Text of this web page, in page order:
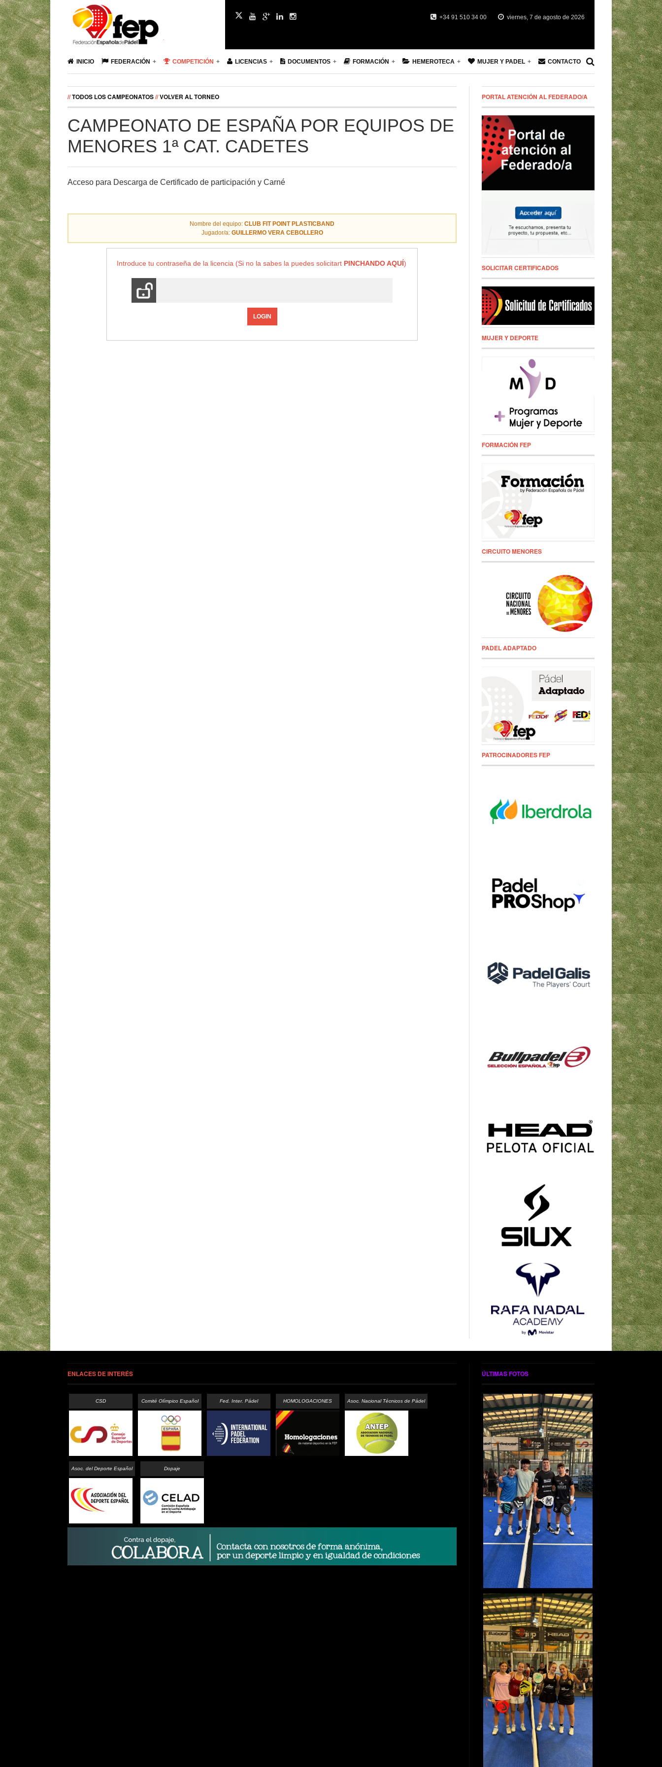
+34 91 510 34 00 viernes, 7 de agosto de 2026
INICIO FEDERACIÓN COMPETICIÓN LICENCIAS DOCUMENTOS FORMACIÓN HEMEROTECA MUJER Y PADEL CONTACTO
//TODOS LOS CAMPEONATOS//VOLVER AL TORNEO
CAMPEONATO DE ESPAÑA POR EQUIPOS DE
MENORES 1ª CAT. CADETES
Acceso para Descarga de Certificado de participación y Carné
Nombre del equipo: CLUB FIT POINT PLASTICBAND
Jugador/a: GUILLERMO VERA CEBOLLERO
Introduce tu contraseña de la licencia (Si no la sabes la puedes solicitart PINCHANDO AQUÍ)
LOGIN
PORTAL ATENCIÓN AL FEDERADO/A
SOLICITAR CERTIFICADOS
MUJER Y DEPORTE
FORMACIÓN FEP
CIRCUITO MENORES
PADEL ADAPTADO
PATROCINADORES FEP
ENLACES DE INTERÉS
CSD Comité Olímpico Español Fed. Inter. Pádel HOMOLOGACIONES Asoc. Nacional Técnicos de Pádel
Asoc. del Deporte Español Dopaje
ÚLTIMAS FOTOS